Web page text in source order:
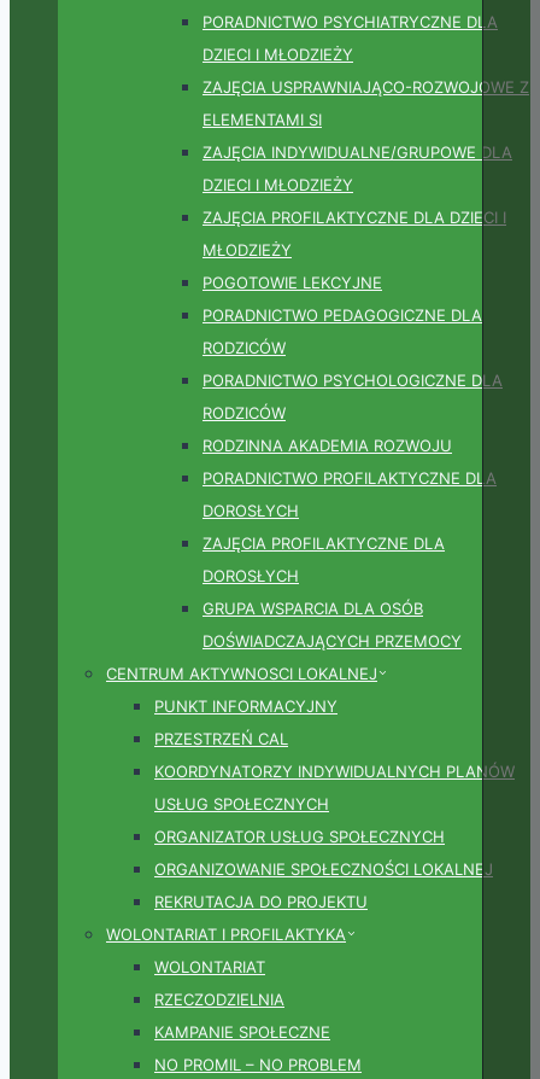
PORADNICTWO PSYCHIATRYCZNE DLA
DZIECI I MŁODZIEŻY
ZAJĘCIA USPRAWNIAJĄCO-ROZWOJOWE Z
ELEMENTAMI SI
ZAJĘCIA INDYWIDUALNE/GRUPOWE DLA
DZIECI I MŁODZIEŻY
ZAJĘCIA PROFILAKTYCZNE DLA DZIECI I
MŁODZIEŻY
POGOTOWIE LEKCYJNE
PORADNICTWO PEDAGOGICZNE DLA
RODZICÓW
PORADNICTWO PSYCHOLOGICZNE DLA
RODZICÓW
RODZINNA AKADEMIA ROZWOJU
PORADNICTWO PROFILAKTYCZNE DLA
DOROSŁYCH
ZAJĘCIA PROFILAKTYCZNE DLA
DOROSŁYCH
GRUPA WSPARCIA DLA OSÓB
DOŚWIADCZAJĄCYCH PRZEMOCY
CENTRUM AKTYWNOSCI LOKALNEJ
PUNKT INFORMACYJNY
PRZESTRZEŃ CAL
KOORDYNATORZY INDYWIDUALNYCH PLANÓW
USŁUG SPOŁECZNYCH
ORGANIZATOR USŁUG SPOŁECZNYCH
ORGANIZOWANIE SPOŁECZNOŚCI LOKALNEJ
REKRUTACJA DO PROJEKTU
WOLONTARIAT I PROFILAKTYKA
WOLONTARIAT
RZECZODZIELNIA
KAMPANIE SPOŁECZNE
NO PROMIL – NO PROBLEM